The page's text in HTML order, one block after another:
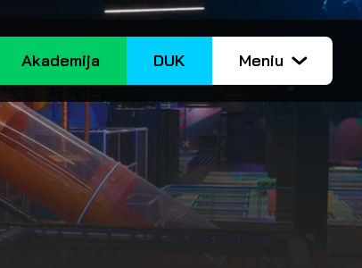
Akademija DUK Meniu